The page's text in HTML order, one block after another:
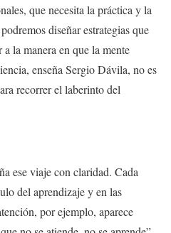
que necesita la práctica y la
diseñar estrategias que
la manera en que la mente
enseña Sergio Dávila, no es
recorrer el laberinto del
ese viaje con claridad. Cada
del aprendizaje y en las
por ejemplo, aparece